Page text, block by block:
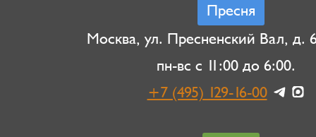
Пресня
Москва, ул. Пресненский Вал, д.
пн-вс с 11:00 до 6:00.
+7 (495) 129-16-00